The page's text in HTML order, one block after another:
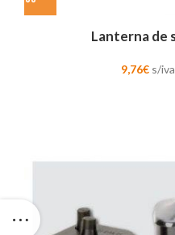
Lanterna de
9,76€ s/